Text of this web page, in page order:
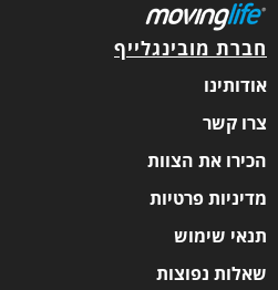
חברת מובינגלייף
אודותינו
צרו קשר
הכירו את הצוות
מדיניות פרטיות
תנאי שימוש
שאלות נפוצות